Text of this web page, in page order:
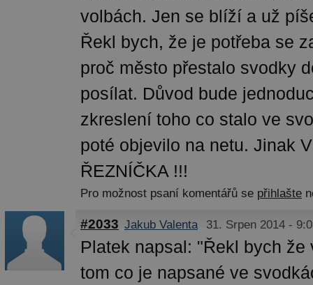
volbách. Jen se blíží a už
Řekl bych, že je potřeba se
proč město přestalo svodky
posílat. Důvod bude
zkreslení toho co stalo ve
poté objevilo na netu. Jinak
ŘEZNÍČKA !!!
Pro možnost psaní komentářů se přihlašte
#2033 Jakub Valenta 31. Srpen 2014 -
Platek napsal: "Řekl bych že
tom co je napsané ve